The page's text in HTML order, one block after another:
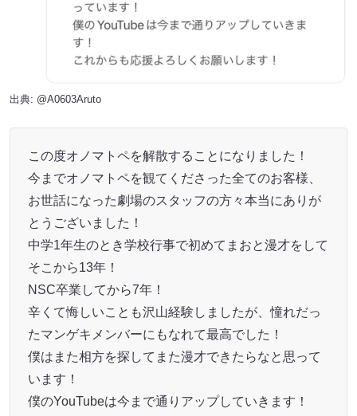
出典: @A0603Aruto
この度オノマトペを解散することになりました！
今までオノマトペを観てくださった全てのお客様、
お世話になった劇場のスタッフの方々本当にありが
とうございました！
中学1年生のとき学校行事で初めてまおと漫才をして
そこから13年！
NSC卒業してから7年！
辛くて悔しいことも沢山経験しましたが、憧れだっ
たマンゲキメンバーにもなれて最高でした！
僕はまた相方を探してまた漫才できたらなと思って
います！
僕のYouTubeは今まで通りアップしていきます！